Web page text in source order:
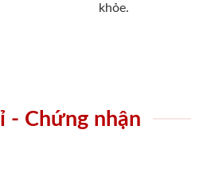
khỏe.
- Chứng nhận